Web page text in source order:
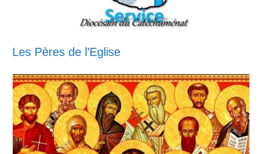
Les Pères de l’Eglise